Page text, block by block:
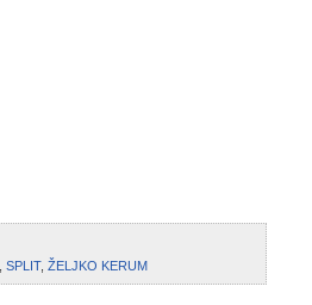
SPLIT, ŽELJKO KERUM